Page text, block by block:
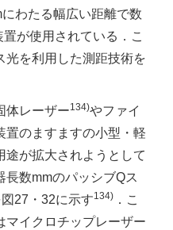
わたる幅広い距離で数
が使用されている．こ
光を利用した測距技術を
体レーザー134)やファイ
置のますますの小型・軽
途が拡大されようとして
長数mmのパッシブQス
27・32に示す134) ．こ
マイクロチップレーザー